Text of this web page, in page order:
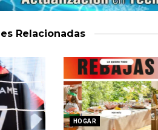
Relacionadas
HOGAR